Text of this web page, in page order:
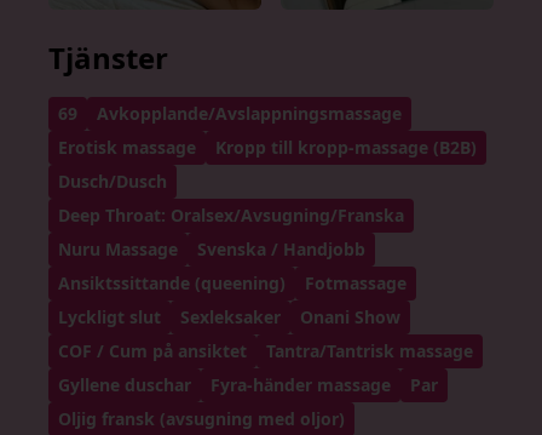
Tjänster
69
Avkopplande/Avslappningsmassage
Erotisk massage
Kropp till kropp-massage (B2B)
Dusch/Dusch
Deep Throat: Oralsex/Avsugning/Franska
Nuru Massage
Svenska / Handjobb
Ansiktssittande (queening)
Fotmassage
Lyckligt slut
Sexleksaker
Onani Show
COF / Cum på ansiktet
Tantra/Tantrisk massage
Gyllene duschar
Fyra-händer massage
Par
Oljig fransk (avsugning med oljor)